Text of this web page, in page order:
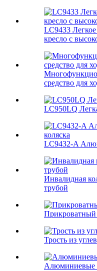
LC9433
кресло с
средство для
LC950LQ
LC9432-A
Инвалидная
трубой
Прикроватный
Трость из
Алюминиевые